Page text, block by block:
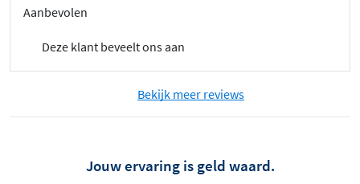
Aanbevolen
Deze klant beveelt ons aan
Bekijk meer reviews
Jouw ervaring is geld waard.